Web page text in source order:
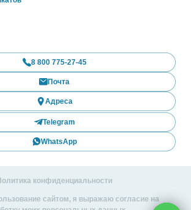
8 800 775-27-45
Почта
Адреса
Telegram
WhatsApp
конфиденциальности
сайтом, я выражаю согласие на